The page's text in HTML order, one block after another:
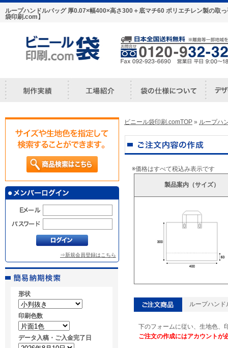
ループハンドルバッグ 厚0.07×幅400×高さ300＋底マチ60 ポリエチレン製の取
袋印刷.com】
⇒新規会員登録はこちら
形状
印刷色数
データ入稿・ご入金完了日
ビニール袋印刷.comTOP » ループハ
※価格はすべて税込み表示です
製品案内（サイズ）
ループハン
下のフォームに従い、生地色、
ご注文の作成にはアカウントが